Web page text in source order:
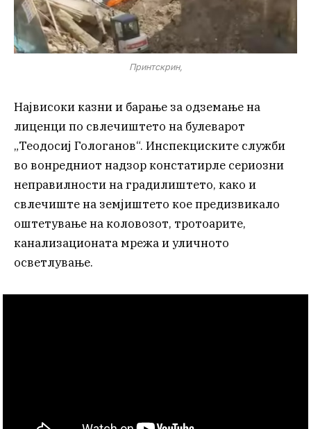
Принтскрин,
Највисоки казни и барање за одземање на
лиценци по свлечиштето на булеварот
„Теодосиј Гологанов“. Инспекциските служби
во вонредниот надзор констатирле сериозни
неправилности на градилиштето, како и
свлечиште на земјиштето кое предизвикало
оштетување на коловозот, тротоарите,
канализационата мрежа и уличното
осветлување.